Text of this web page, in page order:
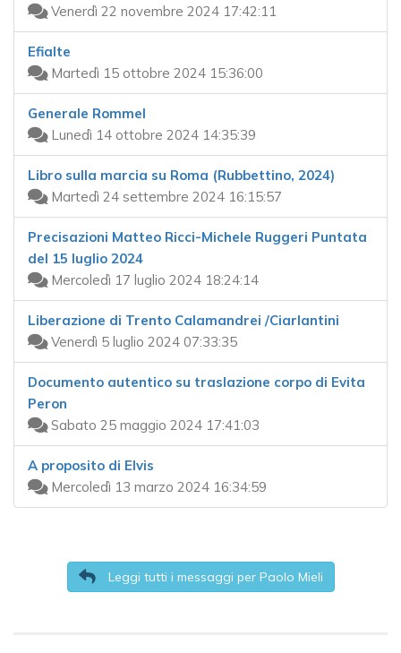
Venerdì 22 novembre 2024 17:42:11
Efialte
Martedì 15 ottobre 2024 15:36:00
Generale Rommel
Lunedì 14 ottobre 2024 14:35:39
Libro sulla marcia su Roma (Rubbettino, 2024)
Martedì 24 settembre 2024 16:15:57
Precisazioni Matteo Ricci-Michele Ruggeri Puntata
del 15 luglio 2024
Mercoledì 17 luglio 2024 18:24:14
Liberazione di Trento Calamandrei /Ciarlantini
Venerdì 5 luglio 2024 07:33:35
Documento autentico su traslazione corpo di Evita
Peron
Sabato 25 maggio 2024 17:41:03
A proposito di Elvis
Mercoledì 13 marzo 2024 16:34:59
Leggi tutti i messaggi per Paolo Mieli